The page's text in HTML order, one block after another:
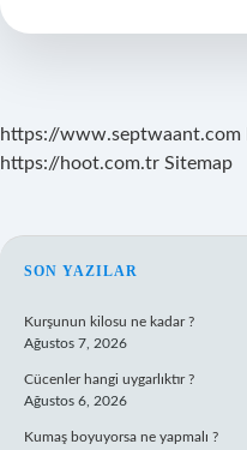
https://www.septwaant.com
https://hoot.com.tr Sitemap
SIDEBAR
SON YAZILAR
Kurşunun kilosu ne kadar ?
Ağustos 7, 2026
Cücenler hangi uygarlıktır ?
Ağustos 6, 2026
Kumaş boyuyorsa ne yapmalı ?